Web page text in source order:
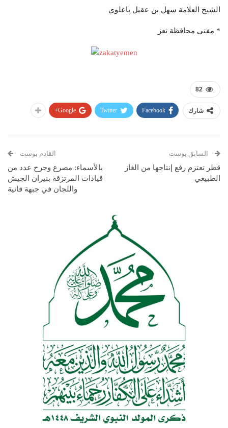
الشيخ العلامة سهل بن عقيل باعلوي
* مفتى محافظة تعز
82
شارك Facebook
Twitter
Google+
السابق بوست
قطر تعتزم رفع إنتاجها من الغاز
الطبيعي
القادم بوست
بالأسماء: مصرع وجرح عدد من
قيادات المرتزقة بنيران الجيش
واللجان في جبهة قانية